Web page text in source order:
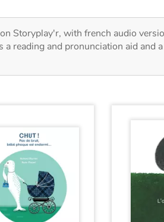
Storyplay'r, with french audio
reading and pronunciation aid and